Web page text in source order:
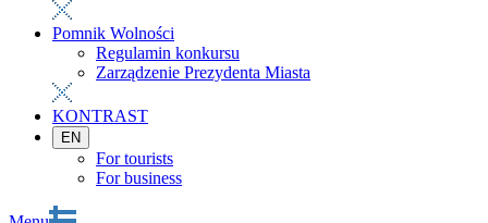
Pomnik Wolności
Regulamin konkursu
Zarządzenie Prezydenta Miasta
KONTRAST
EN
For tourists
For business